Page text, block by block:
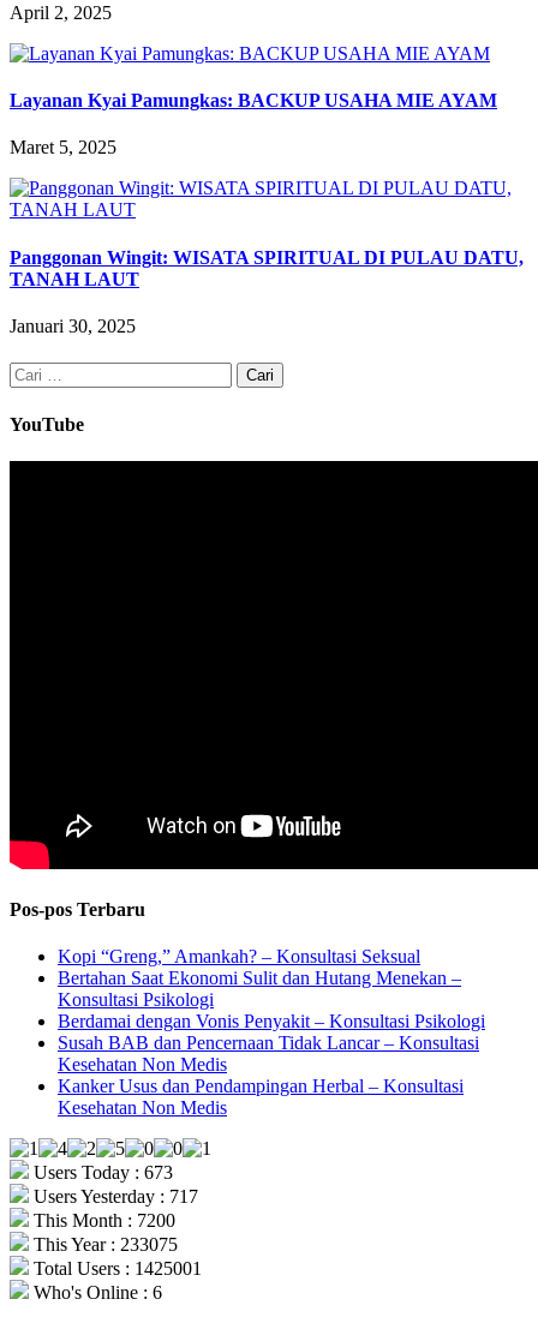
April 2, 2025
Layanan Kyai Pamungkas: BACKUP USAHA MIE AYAM
Maret 5, 2025
Panggonan Wingit: WISATA SPIRITUAL DI PULAU DATU,
TANAH LAUT
Januari 30, 2025
Cari
untuk:
YouTube
Pos-pos Terbaru
Kopi “Greng,” Amankah? – Konsultasi Seksual
Bertahan Saat Ekonomi Sulit dan Hutang Menekan –
Konsultasi Psikologi
Berdamai dengan Vonis Penyakit – Konsultasi Psikologi
Susah BAB dan Pencernaan Tidak Lancar – Konsultasi
Kesehatan Non Medis
Kanker Usus dan Pendampingan Herbal – Konsultasi
Kesehatan Non Medis
Users Today : 673
Users Yesterday : 717
This Month : 7200
This Year : 233075
Total Users : 1425001
Who's Online : 6